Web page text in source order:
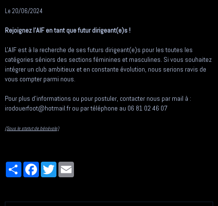
Le 20/06/2024
Rejoignez l'AIF en tant que futur dirigeant(e)s !
L'AIF est à la recherche de ses futurs dirigeant(e)s pour les toutes les
catégories séniors des sections féminines et masculines. Si vous souhaitez
intégrer un club ambitieux et en constante évolution, nous serions ravis de
vous compter parmi nous.
Pour plus d'informations ou pour postuler, contacter nous par mail à :
irodouerfoot@hotmail.fr ou par téléphone au 06 81 02 46 07
(Sous le statut de bénévole)
PartagerFacebookTwitter